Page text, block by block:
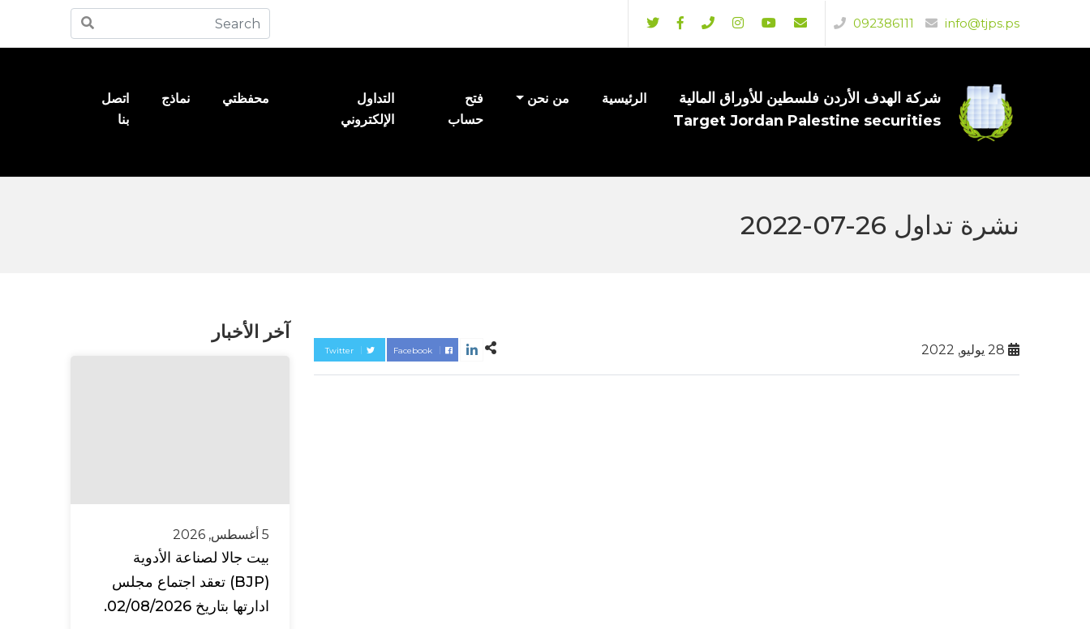
info@tjps.ps
092386111
شركة الهدف الأردن فلسطين للأوراق المالية
Target Jordan Palestine securities
الرئيسية من نحن
فتح
حساب
التداول
الإلكتروني
محفظتي نماذج
اتصل
بنا
نشرة تداول 26-07-2022
Twitter Facebook
آخر الأخبار
5 أغسطس, 2026
بيت جالا لصناعة الأدوية
(BJP) تعقد اجتماع مجلس
ادارتها بتاريخ 02/08/2026.